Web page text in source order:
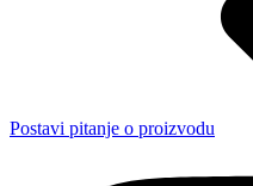
Postavi pitanje o proizvodu